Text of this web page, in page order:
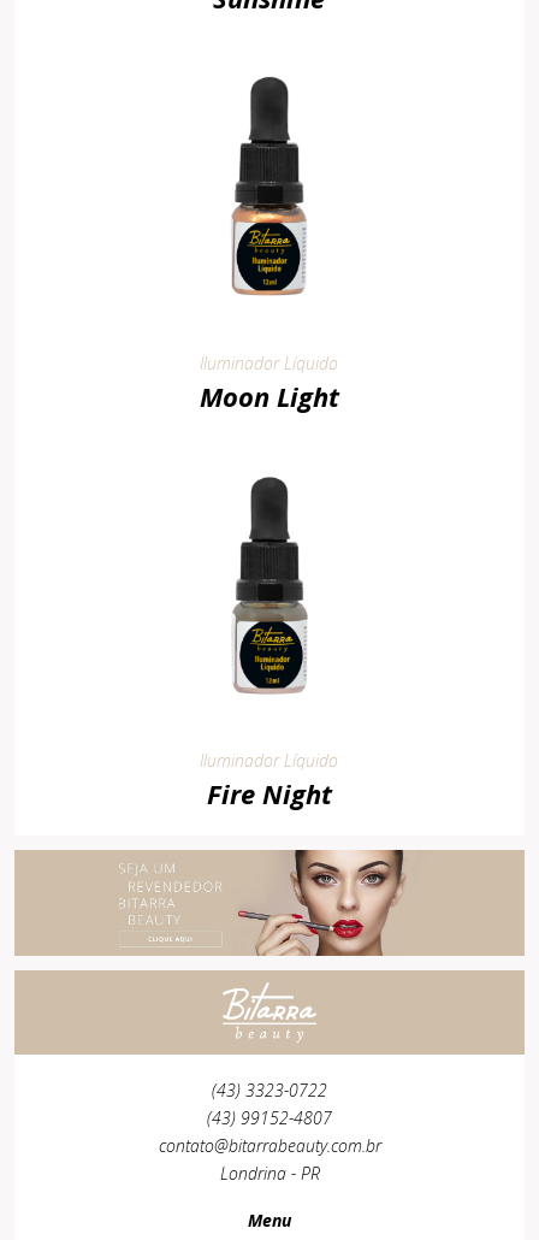
Iluminador Líquido
Moon Light
Iluminador Líquido
Fire Night
(43) 3323-0722
(43) 99152-4807
contato@bitarrabeauty.com.br
Londrina - PR
Menu